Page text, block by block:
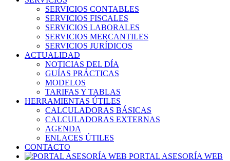
SERVICIOS CONTABLES
SERVICIOS FISCALES
SERVICIOS LABORALES
SERVICIOS MERCANTILES
SERVICIOS JURÍDICOS
ACTUALIDAD
NOTICIAS DEL DÍA
GUÍAS PRÁCTICAS
MODELOS
TARIFAS Y TABLAS
HERRAMIENTAS ÚTILES
CALCULADORAS BÁSICAS
CALCULADORAS EXTERNAS
AGENDA
ENLACES ÚTILES
CONTACTO
PORTAL ASESORÍA WEB